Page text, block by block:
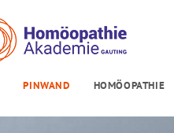
PINWAND HOMÖOPATHIE